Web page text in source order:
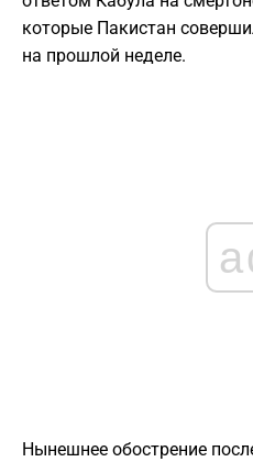
которые Пакистан
на прошлой неделе.
Нынешнее обострение